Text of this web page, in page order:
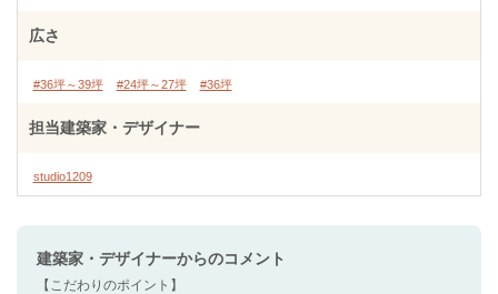
広さ
#36坪～39坪 #24坪～27坪 #36坪
担当建築家・デザイナー
studio1209
建築家・デザイナーからのコメント
【こだわりのポイント】